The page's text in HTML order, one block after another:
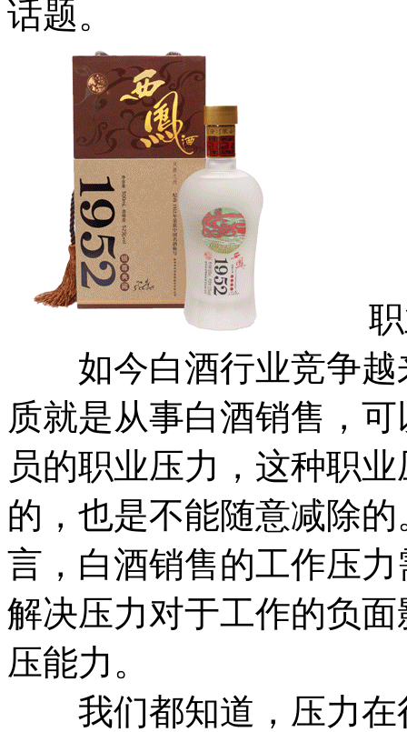
话题。
职业
如今白酒行业竞争越
质就是从事白酒销售，
员的职业压力，这种职
的，也是不能随意减除
言，白酒销售的工作压
解决压力对于工作的负
压能力。
我们都知道，压力在